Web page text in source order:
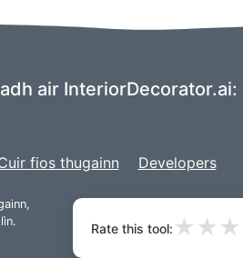
air InteriorDecorator.ai:
fios thugainn Developers
Rate this tool: ★ ★ ★